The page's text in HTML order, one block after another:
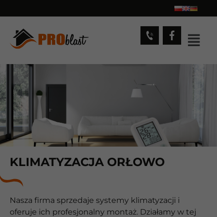
KLIMATYZACJA ORŁOWO
Nasza firma sprzedaje systemy klimatyzacji i
oferuje ich profesjonalny montaż. Działamy w tej